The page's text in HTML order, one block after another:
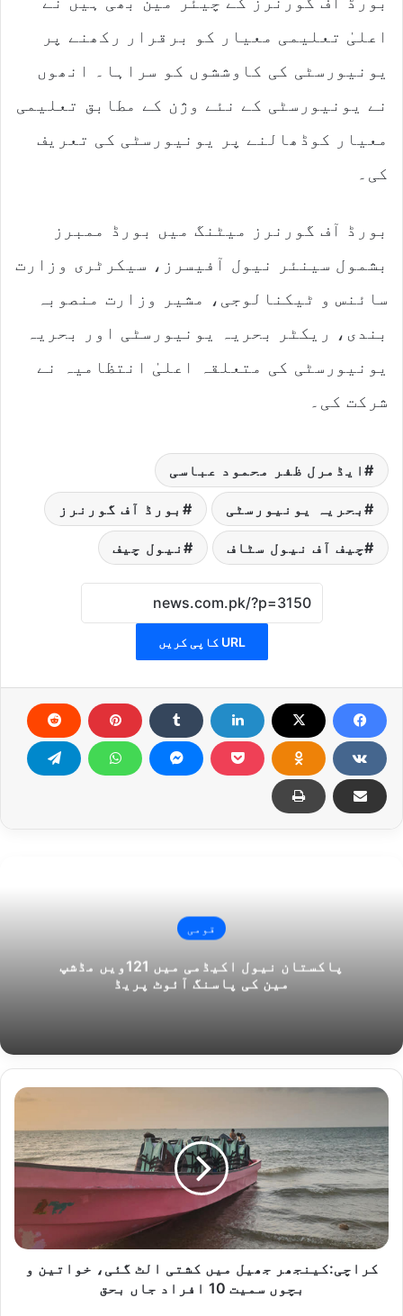
اعلیٰ تعلیمی معیار کو برقرار رکھنے پر
یونیورسٹی کی کاوششوں کو سراہا۔ انھوں
نے یونیورسٹی کے نئے وژن کے مطابق تعلیمی
معیار کوڈھالنے پر یونیورسٹی کی تعریف
کی۔
بورڈ آف گورنرز میٹنگ میں بورڈ ممبرز
بشمول سینئر نیول آفیسرز، سیکرٹری وزارت
سائنس و ٹیکنالوجی، مشیر وزارت منصوبہ
بندی، ریکٹر بحریہ یونیورسٹی اور بحریہ
یونیورسٹی کی متعلقہ اعلیٰ انتظامیہ نے
شرکت کی۔
ایڈمرل ظفر محمود عباسی
بحریہ یونیورسٹی بورڈ آف گورنرز
چیف آف نیول سٹاف نیول چیف
URL کاپی کریں
قومی
پاکستان نیول اکیڈمی میں 121ویں مڈشپ
مین کی پاسنگ آئوٹ پریڈ
کراچی:کینجھر
میں
کشتی
الٹ
گئی،
خواتین
و
بچوں
سمیت
کراچی:کینجھر جھیل میں کشتی الٹ گئی، خواتین و
بچوں سمیت 10 افراد جاں بحق